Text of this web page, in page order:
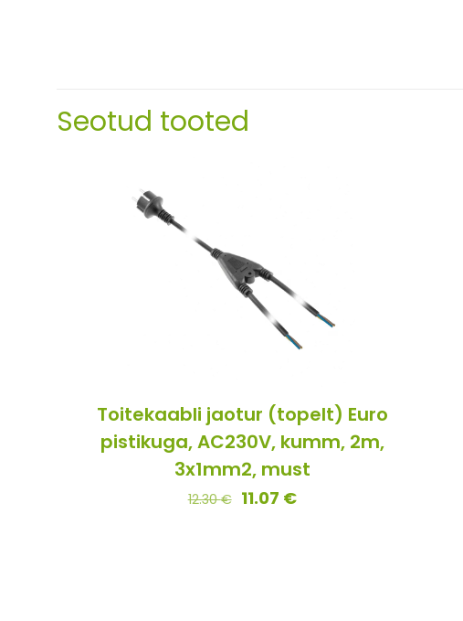
Seotud tooted
Toitekaabli jaotur (topelt) Euro
pistikuga, AC230V, kumm, 2m,
3x1mm2, must
12.30€ 11.07 €